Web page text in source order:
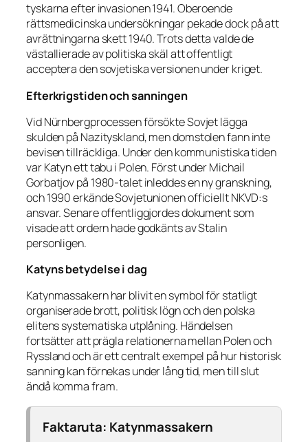
tyskarna efter invasionen 1941. Oberoende
rättsmedicinska undersökningar pekade dock på att
avrättningarna skett 1940. Trots detta valde de
västallierade av politiska skäl att offentligt
acceptera den sovjetiska versionen under kriget.
Efterkrigstiden och sanningen
Vid Nürnbergprocessen försökte Sovjet lägga
skulden på Nazityskland, men domstolen fann inte
bevisen tillräckliga. Under den kommunistiska tiden
var Katyn ett tabu i Polen. Först under Michail
Gorbatjov på 1980-talet inleddes en ny granskning,
och 1990 erkände Sovjetunionen officiellt NKVD:s
ansvar. Senare offentliggjordes dokument som
visade att ordern hade godkänts av Stalin
personligen.
Katyns betydelse i dag
Katynmassakern har blivit en symbol för statligt
organiserade brott, politisk lögn och den polska
elitens systematiska utplåning. Händelsen
fortsätter att prägla relationerna mellan Polen och
Ryssland och är ett centralt exempel på hur historisk
sanning kan förnekas under lång tid, men till slut
ändå komma fram.
Faktaruta: Katynmassakern